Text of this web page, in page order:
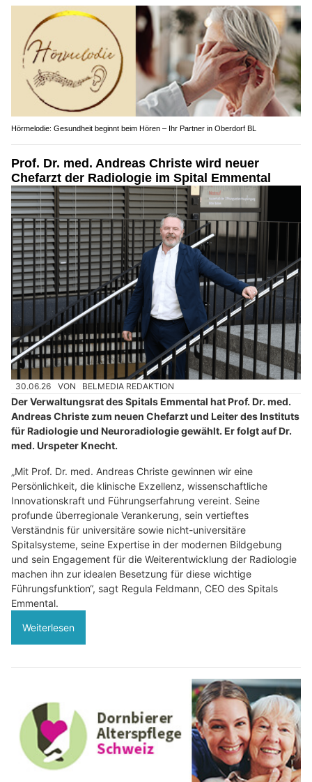
Hörmelodie: Gesundheit beginnt beim Hören – Ihr Partner in Oberdorf BL
Prof. Dr. med. Andreas Christe wird neuer
Chefarzt der Radiologie im Spital Emmental
30.06.26 VON BELMEDIA REDAKTION
Der Verwaltungsrat des Spitals Emmental hat Prof. Dr. med.
Andreas Christe zum neuen Chefarzt und Leiter des Instituts
für Radiologie und Neuroradiologie gewählt. Er folgt auf Dr.
med. Urspeter Knecht.
„Mit Prof. Dr. med. Andreas Christe gewinnen wir eine
Persönlichkeit, die klinische Exzellenz, wissenschaftliche
Innovationskraft und Führungserfahrung vereint. Seine
profunde überregionale Verankerung, sein vertieftes
Verständnis für universitäre sowie nicht-universitäre
Spitalsysteme, seine Expertise in der modernen Bildgebung
und sein Engagement für die Weiterentwicklung der Radiologie
machen ihn zur idealen Besetzung für diese wichtige
Führungsfunktion“, sagt Regula Feldmann, CEO des Spitals
Emmental.
Weiterlesen